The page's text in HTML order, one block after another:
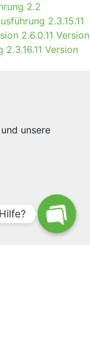
2.2
2.3.15.11
2.6.0.11 Version
Version
unsere